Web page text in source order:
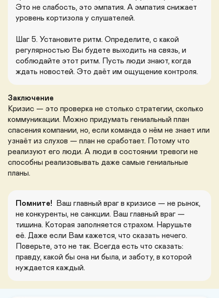
Это не слабость, это эмпатия. А эмпатия снижает
уровень кортизола у слушателей.
Шаг 5. Установите ритм. Определите, с какой
регулярностью Вы будете выходить на связь, и
соблюдайте этот ритм. Пусть люди знают, когда
ждать новостей. Это даёт им ощущение контроля.
Заключение
Кризис — это проверка не столько стратегии, сколько
коммуникации. Можно придумать гениальный план
спасения компании, но, если команда о нём не знает или
узнаёт из слухов — план не сработает. Потому что
реализуют его люди. А люди в состоянии тревоги не
способны реализовывать даже самые гениальные
Помните!
Ваш главный враг в кризисе — не рынок,
не конкуренты, не санкции. Ваш главный враг —
тишина. Которая заполняется страхом. Нарушьте
её. Даже если Вам кажется, что сказать нечего.
Поверьте, это не так. Всегда есть что сказать:
правду, какой бы она ни была, и заботу, в которой
нуждается каждый.